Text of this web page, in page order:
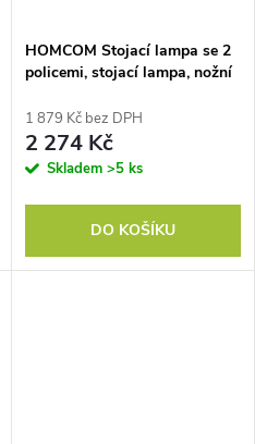
HOMCOM Stojací lampa se 2
policemi, stojací lampa, nožní
bílá
1 879 Kč bez DPH
2 274 Kč
Skladem >5 ks
DO KOŠÍKU